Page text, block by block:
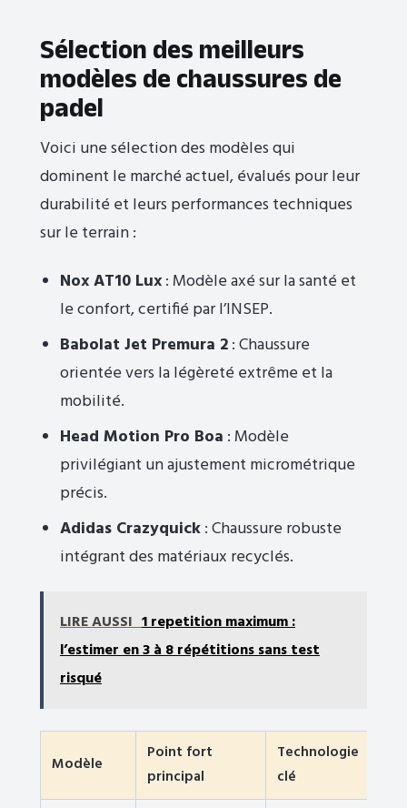
Sélection des meilleurs
modèles de chaussures de
padel
Voici une sélection des modèles qui
dominent le marché actuel, évalués pour leur
durabilité et leurs performances techniques
sur le terrain :
Nox AT10 Lux: Modèle axé sur la santé et
le confort, certifié par l’INSEP.
Babolat Jet Premura 2: Chaussure
orientée vers la légèreté extrême et la
mobilité.
Head Motion Pro Boa : Modèle
privilégiant un ajustement micrométrique
précis.
Adidas Crazyquick: Chaussure robuste
intégrant des matériaux recyclés.
LIRE AUSSI 1 repetition maximum :
l’estimer en 3 à 8 répétitions sans test
risqué
Modèle
Point fort
principal
Technologie
clé